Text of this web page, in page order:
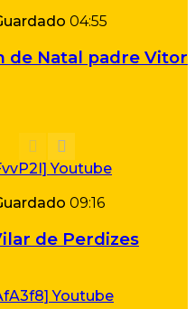
04:55
de Natal padre Vitor
09:16
de Perdizes